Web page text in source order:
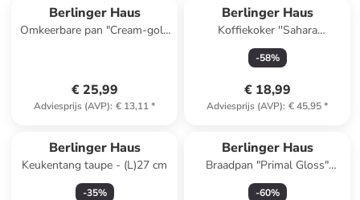
Berlinger Haus
Omkeerbare pan "Cream-gold
€ 25,99
Adviesprijs (AVP): € 13,11*
Berlinger Haus
Koffiekoker ''Sahara
Collection'' crème - 450 ml
-58%
€ 18,99
Adviesprijs (AVP): € 45,95*
Berlinger Haus
Keukentang taupe - (L)27 cm
-35%
Berlinger Haus
Braadpan "Primal Gloss"
zwart - Ø 24 cm
-60%